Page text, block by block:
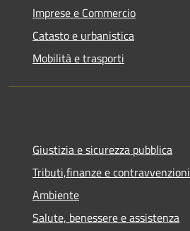
Imprese e Commercio
Catasto e urbanistica
Mobilità e trasporti
Giustizia e sicurezza pubblica
Tributi,finanze e contravvenzioni
Ambiente
Salute, benessere e assistenza